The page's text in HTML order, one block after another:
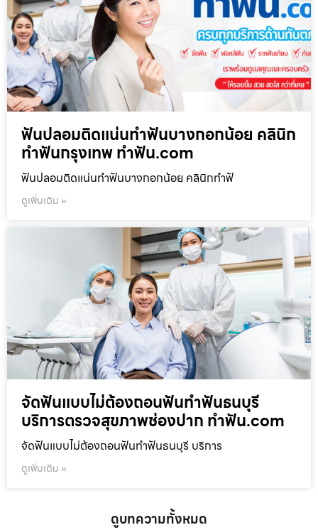
ฟันปลอมติดแน่นทำฟันบางกอกน้อย คลินิก
ทำฟันกรุงเทพ ทำฟัน.com
ฟันปลอมติดแน่นทำฟันบางกอกน้อย คลินิกทำฟั
ดูเพิ่มเติม »
จัดฟันแบบไม่ต้องถอนฟันทำฟันธนบุรี
บริการตรวจสุขภาพช่องปาก ทำฟัน.com
จัดฟันแบบไม่ต้องถอนฟันทำฟันธนบุรี บริการ
ดูเพิ่มเติม »
ดูบทความทั้งหมด